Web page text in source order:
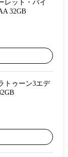
レット・バイ
32GB
トゥーン3エデ